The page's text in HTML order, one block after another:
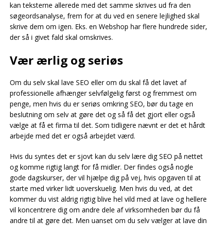
kan teksterne allerede med det samme skrives ud fra den
søgeordsanalyse, frem for at du ved en senere lejlighed skal
skrive dem om igen. Eks. en Webshop har flere hundrede sider,
der så i givet fald skal omskrives.
Vær ærlig og seriøs
Om du selv skal lave SEO eller om du skal få det lavet af
professionelle afhænger selvfølgelig først og fremmest om
penge, men hvis du er seriøs omkring SEO, bør du tage en
beslutning om selv at gøre det og så få det gjort eller også
vælge at få et firma til det. Som tidligere nævnt er det et hårdt
arbejde med det er også arbejdet værd.
Hvis du syntes det er sjovt kan du selv lære dig SEO på nettet
og komme rigtig langt for få midler. Der findes også nogle
gode dagskurser, der vil hjælpe dig på vej, hvis opgaven til at
starte med virker lidt uoverskuelig. Men hvis du ved, at det
kommer du vist aldrig rigtig blive hel vild med at lave og hellere
vil koncentrere dig om andre dele af virksomheden bør du få
andre til at gøre det. Men uanset om du selv vælger at lave din